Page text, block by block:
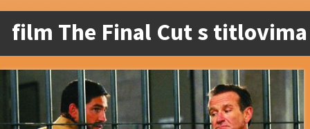
film The Final Cut s titlovima